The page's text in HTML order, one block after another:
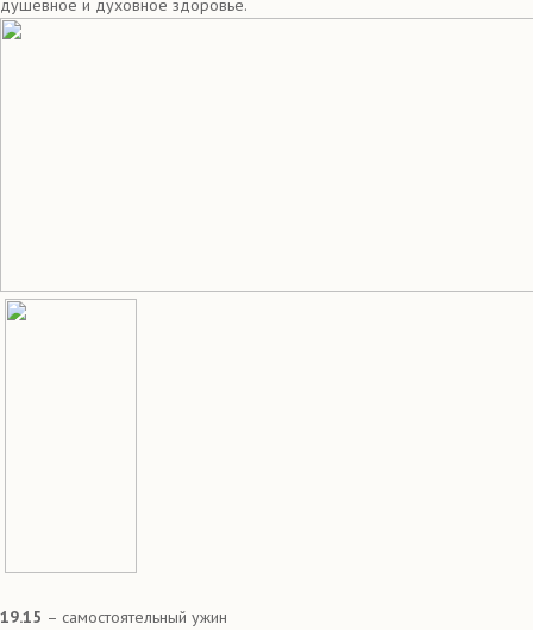
душевное и духовное здоровье.
19.15 – самостоятельный ужин